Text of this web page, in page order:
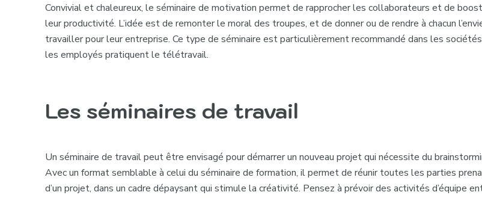
Convivial et chaleureux, leséminaire de motivation permet de rapprocher les collaborateurs et de
leur productivité. L’idée est de remonter le moral des troupes, et de donner ou de rendre à chacun
travailler pour leur entreprise. Ce type de séminaire est particulièrement recommandé dans les
les employés pratiquent le télétravail.
Les séminaires de travail
Unséminaire de travailpeut être envisagé pour démarrer un nouveau projet qui nécessite du
Avec un format semblable à celui du séminaire de formation, il permet de réunir toutes les parties
d’un projet, dans un cadre dépaysant qui stimule la créativité. Pensez à prévoir desactivités d’équipe